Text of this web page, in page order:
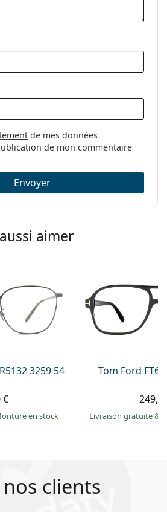
de mes données
de mon commentaire
Envoyer
aimer
3259 54
€
en stock
Tom Ford
Livraison gratuite&
clients